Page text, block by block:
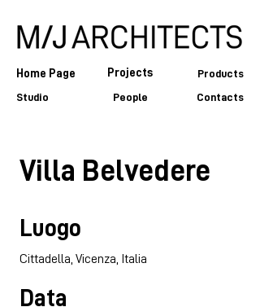
Home Page Projects Products
Studio People Contacts
Villa Belvedere
Luogo
Cittadella, Vicenza, Italia
Data